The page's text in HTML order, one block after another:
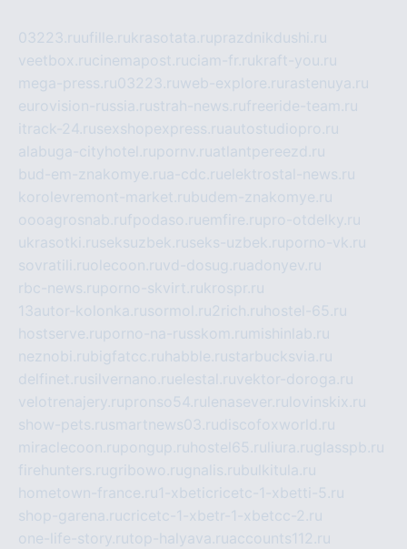
03223.ruufille.rukrasotata.ruprazdnikdushi.ru
veetbox.rucinemapost.ruciam-fr.rukraft-you.ru
mega-press.ru03223.ruweb-explore.ru rastenuya.ru
eurovision-russia.rustrah-news.rufreeride-team.ru
itrack-24.rusexshopexpress.ruautostudiopro.ru
alabuga-cityhotel.rupornv.ruatlantpereezd.ru
bud-em-znakomye.rua-cdc.ruelektrostal-news.ru
korolevremont-market.rubudem-znakomye.ru
oooagrosnab.rufpodaso.ruemfire.rupro-otdelky.ru
ukrasotki.ruseksuzbek.ruseks-uzbek.ruporno-vk.ru
sovratili.ruolecoon.ruvd-dosug.ruadonyev.ru
rbc-news.ruporno-skvirt.rukrospr.ru
13autor-kolonka.rusormol.ru2rich.ru hostel-65.ru
hostserve.ruporno-na-russkom.ru mishinlab.ru
neznobi.rubigfatcc.ru habble.rustarbucksvia.ru
delfinet.rusilvernano.ruelestal.ruvektor-doroga.ru
velotrenajery.rupronso54.ru lenasever.ru lovinskix.ru
show-pets.rusmartnews03.rudiscofoxworld.ru
miraclecoon.rupongup.ru hostel65.ru liura.ruglasspb.ru
firehunters.rugribowo.rugnalis.rubulkitula.ru
hometown-france.ru1-xbeticricetc-1-xbetti-5.ru
shop-garena.rucricetc-1-xbetr-1-xbetcc-2.ru
one-life-story.rutop-halyava.ruaccounts112.ru